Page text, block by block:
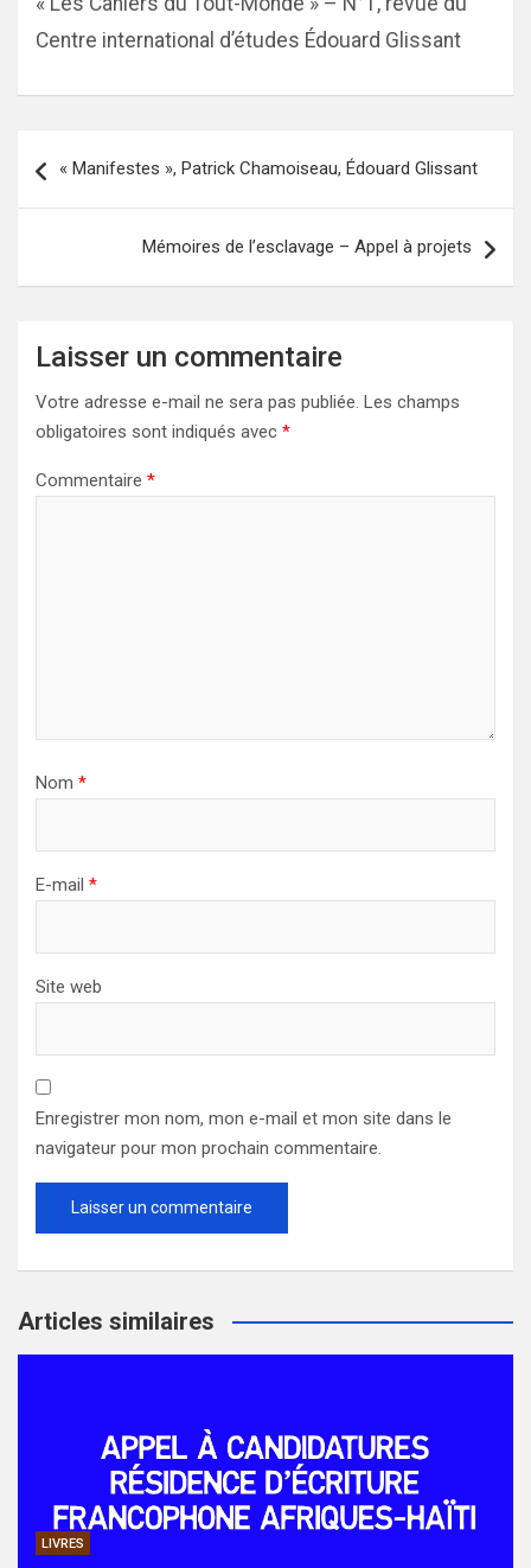
Centre international d’études Édouard Glissant
de
« Manifestes », Patrick Chamoiseau, Édouard Glissant
Mémoires de l’esclavage – Appel à projets
Laisser un commentaire
Votre adresse e-mail ne sera pas publiée. Les champs
obligatoires sont indiqués avec *
Commentaire *
Nom *
E-mail *
Site web
Enregistrer mon nom, mon e-mail et mon site dans le
navigateur pour mon prochain commentaire.
Articles similaires
LIVRES